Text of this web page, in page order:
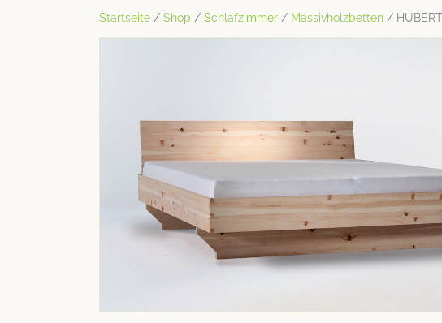
Startseite / Shop / Schlafzimmer / Massivholzbetten /